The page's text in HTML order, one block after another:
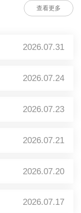
查看更多
2026.07.31
2026.07.24
2026.07.23
2026.07.21
2026.07.20
2026.07.17